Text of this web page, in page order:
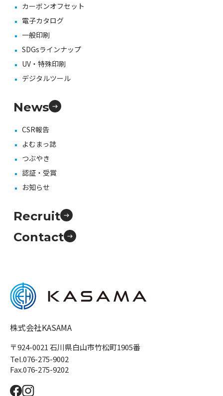
カーボンオフセット
電子カタログ
一般印刷
SDGsラインナップ
UV・特殊印刷
デジタルツール
News
CSR報告
よむまっ誌
つぶやき
認証・受賞
お知らせ
Recruit
Contact
株式会社KASAMA
〒924-0021 石川県白山市竹松町1905番
Tel.076-275-9002
Fax.076-275-9202